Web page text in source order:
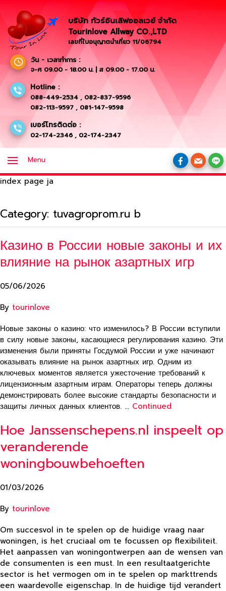
บริษัท ทัวร์อินเลิฟออลเวย์ จำกัด
Tourinlove Allway CO.,LTD
เลขที่ใบอนุญาตนำเที่ยว 11/06794
วัน - เวลาทำการ :
จ-ศ 09.00 - 18.00 น. | ส 09.00 - 17.00 น.
Hotline :
088-449-2534 , 082-837-9596
082-113-9597 , 081-147-9598
เบอร์โทรติดต่อ :
02-174-2346 , 02-174-2347
Menu
index page ja
Category: tuvagroprom.ru b
Казино в России новые законы и их
влияние на рынок азартных игр
05/06/2026
By tourinlove
Новые законы о казино: что изменилось? В России вступили
в силу новые законы, касающиеся регулирования казино. Эти
изменения были приняты Госдумой России и уже начинают
оказывать влияние на рынок азартных игр. Одним из
ключевых моментов является ужесточение требований к
лицензионным азартным играм. Операторы теперь должны
демонстрировать более высокие стандарты безопасности и
защиты личных данных клиентов. … Continued
Hoe Janssenschepens.nl inspeelt op
veranderende
woningbouwbehoeften
01/03/2026
By tourinlove
Om succesvol in te spelen op de huidige vraag naar
woningen, is het cruciaal om te focussen op flexibiliteit.
Het aanpassen van woningontwerpen aan de wensen van
de consumenten is een must. In een resultaatgerichte
sector is het vermogen om in te spelen op markttrends
een waardevolle eigenschap. In de huidige tijd verandert